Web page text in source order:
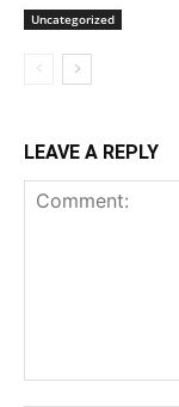
Uncategorized
LEAVE A REPLY